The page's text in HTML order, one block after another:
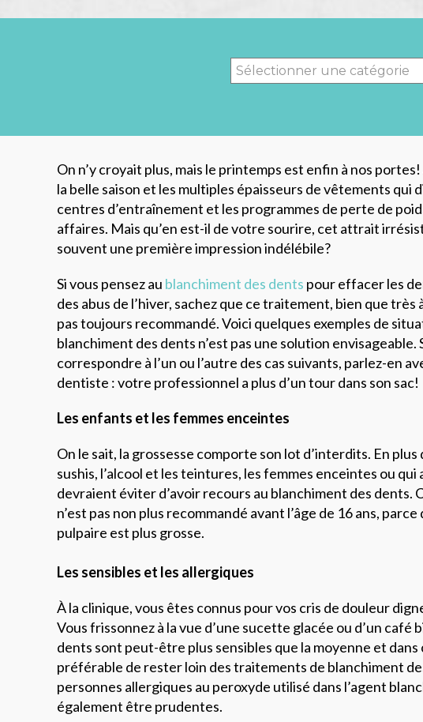
On n’y croyait plus, mais le printemps est enfin à nos
la belle saison et les multiples épaisseurs de vêtements qui
centres d’entraînement et les programmes de perte de
affaires. Mais qu’en est-il de votre sourire, cet attrait
souvent une première impression indélébile?
Si vous pensez au blanchiment des dents pour effacer les
des abus de l’hiver, sachez que ce traitement, bien que très
pas toujours recommandé. Voici quelques exemples de
blanchiment des dents n’est pas une solution envisageable.
correspondre à l’un ou l’autre des cas suivants, parlez-en
dentiste : votre professionnel a plus d’un tour dans son sac!
Les enfants et les femmes enceintes
On le sait, la grossesse comporte son lot d’interdits. En plus
sushis, l’alcool et les teintures, les femmes enceintes ou qui
devraient éviter d’avoir recours au blanchiment des dents.
n’est pas non plus recommandé avant l’âge de 16 ans,
pulpaire est plus grosse.
Les sensibles et les allergiques
À la clinique, vous êtes connus pour vos cris de douleur
Vous frissonnez à la vue d’une sucette glacée ou d’un café
dents sont peut-être plus sensibles que la moyenne et dans
préférable de rester loin des traitements de blanchiment
personnes allergiques au peroxyde utilisé dans l’agent
également être prudentes.